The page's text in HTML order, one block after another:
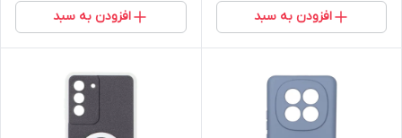
افزودن به سبد افزودن به سبد